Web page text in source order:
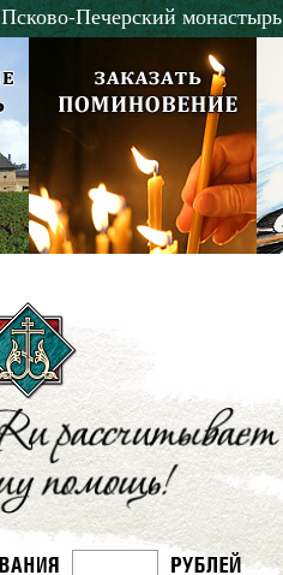
Псково-Печерский монастырь